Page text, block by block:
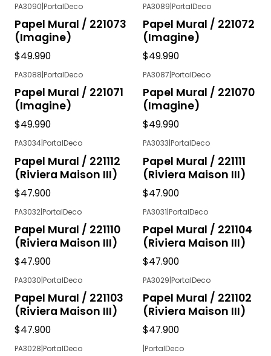
PA3090|PortalDeco
Papel Mural / 221073
(Imagine)
$49.990
PA3089|PortalDeco
Papel Mural / 221072
(Imagine)
$49.990
PA3088|PortalDeco
Papel Mural / 221071
(Imagine)
$49.990
PA3087|PortalDeco
Papel Mural / 221070
(Imagine)
$49.990
PA3034|PortalDeco
Papel Mural / 221112
(Riviera Maison III)
$47.900
PA3033|PortalDeco
Papel Mural / 221111
(Riviera Maison III)
$47.900
PA3032|PortalDeco
Papel Mural / 221110
(Riviera Maison III)
$47.900
PA3031|PortalDeco
Papel Mural / 221104
(Riviera Maison III)
$47.900
PA3030|PortalDeco
Papel Mural / 221103
(Riviera Maison III)
$47.900
PA3029|PortalDeco
Papel Mural / 221102
(Riviera Maison III)
$47.900
PA3028 PortalDeco PortalDeco